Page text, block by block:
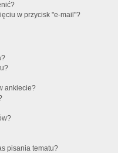
w przycisk "e-mail"?
ankiecie?
pisania tematu?